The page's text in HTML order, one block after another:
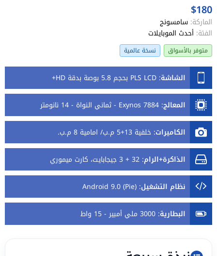
$180
الماركة: سامسونج
الفئة: أحدث الموبايلات
متوفر بالأسواق نسخة عالمية
الشاشة: PLS LCD بحجم 5.8 بوصة بدقة HD+
المعالج: Exynos 7884 - ثماني النواة - 14 نانومتر
الكاميرات: خلفية 13+5 م.ب/ امامية 8 م.ب.
الذاكرة+الرام: 32 + 3 جيجابايت، كارت ميموري
نظام التشغيل:
Android 9.0 (Pie)
البطارية: 3000 ملي أمبير - 15 واط